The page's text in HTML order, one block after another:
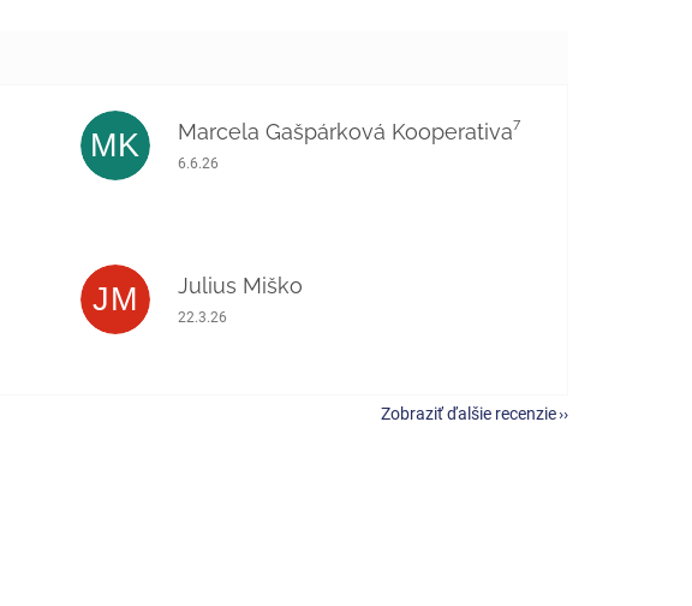
MK Marcela Gašpárková Kooperativa⁷
Hodnotenie obchodu je 5 z 5 hviezdičiek.
6.6.26
JM Julius Miško
Hodnotenie obchodu je 5 z 5 hviezdičiek.
22.3.26
Zobraziť ďalšie recenzie